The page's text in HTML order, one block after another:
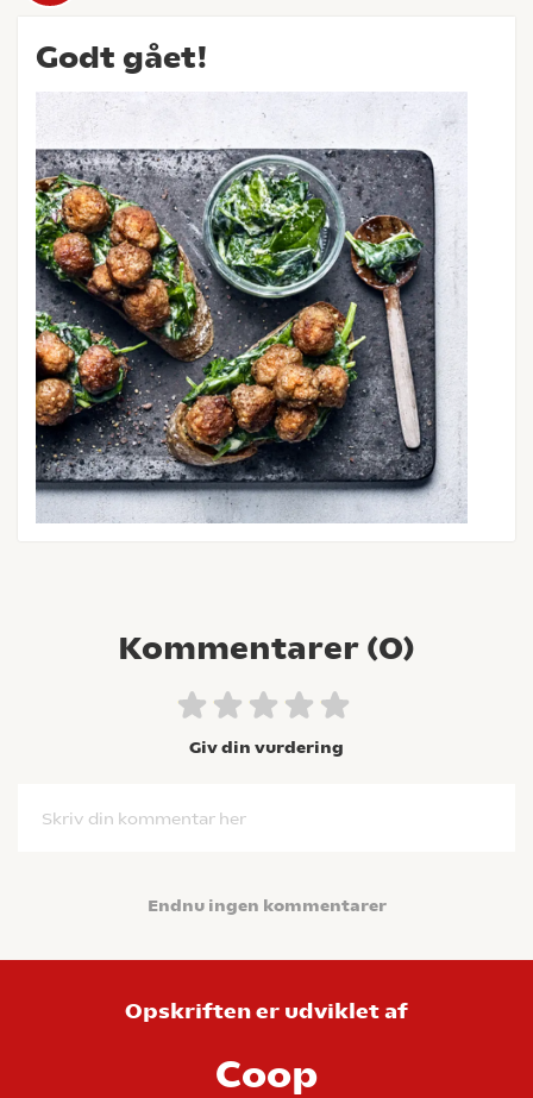
Godt gået!
Kommentarer (0)
Giv din vurdering
Skriv din kommentar her
Endnu ingen kommentarer
Opskriften er udviklet af
Coop